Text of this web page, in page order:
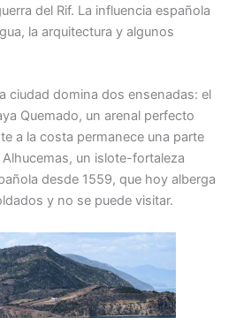
del Rif. La influencia española
la arquitectura y algunos
ciudad domina dos ensenadas: el
Quemado, un arenal perfecto
a la costa permanece una parte
un islote-fortaleza
desde 1559, que hoy alberga
y no se puede visitar.